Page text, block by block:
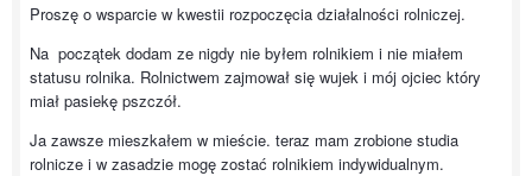
Proszę o wsparcie w kwestii rozpoczęcia działalności rolniczej.
Na początek dodam ze nigdy nie byłem rolnikiem i nie miałem
statusu rolnika. Rolnictwem zajmował się wujek i mój ojciec który
miał pasiekę pszczół.
Ja zawsze mieszkałem w mieście. teraz mam zrobione studia
rolnicze i w zasadzie mogę zostać rolnikiem indywidualnym.